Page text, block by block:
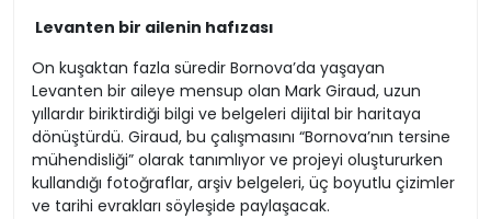
Levanten bir ailenin hafızası
On kuşaktan fazla süredir Bornova’da yaşayan
Levanten bir aileye mensup olan Mark Giraud, uzun
yıllardır biriktirdiği bilgi ve belgeleri dijital bir haritaya
dönüştürdü. Giraud, bu çalışmasını “Bornova’nın tersine
mühendisliği” olarak tanımlıyor ve projeyi oluştururken
kullandığı fotoğraflar, arşiv belgeleri, üç boyutlu çizimler
ve tarihi evrakları söyleşide paylaşacak.